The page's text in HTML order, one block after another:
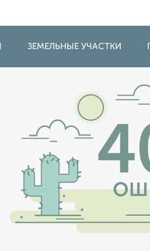
ЗЕМЕЛЬНЫЕ УЧАСТКИ